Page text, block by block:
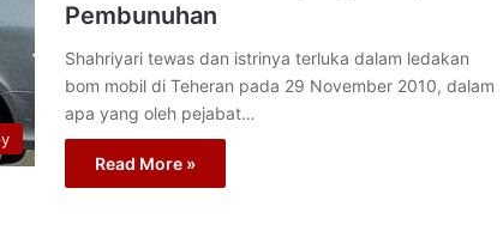
Pembunuhan
Shahriyari tewas dan istrinya terluka dalam ledakan
bom mobil di Teheran pada 29 November 2010, dalam
apa yang oleh pejabat…
Read More »